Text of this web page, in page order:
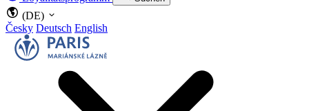
(DE)
Česky Deutsch English